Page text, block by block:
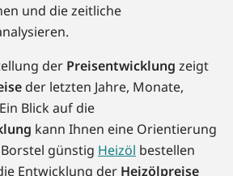
und die zeitliche
der Preisentwicklung zeigt
der letzten Jahre, Monate,
Blick auf die
kann Ihnen eine Orientierung
günstig Heizöl bestellen
Entwicklung der Heizölpreise